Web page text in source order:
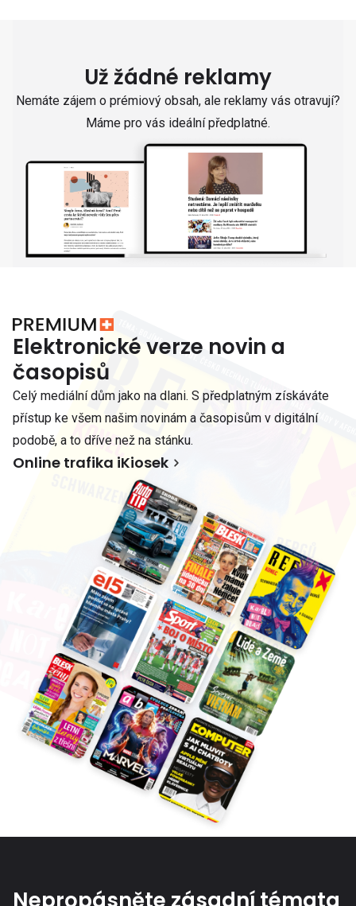
Už žádné reklamy
Nemáte zájem o prémiový obsah, ale reklamy vás otravují?
Máme pro vás ideální předplatné.
Elektronické verze novin a
časopisů
Celý mediální dům jako na dlani. S předplatným získáváte
přístup ke všem našim novinám a časopisům v digitální
podobě, a to dříve než na stánku.
Online trafika iKiosek